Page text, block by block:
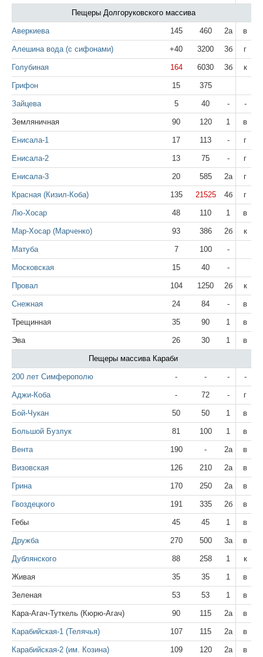
Пещеры Долгоруковского массива
Аверкиева 145 460 2а в
Алешина вода (с сифонами) +40 3200 3б г
Голубиная 164 6030 3б к
Грифон 15 375
Зайцева 5 40 - -
Земляничная 90 120 1 в
Енисала-1 17 113 - г
Енисала-2 13 75 - г
Енисала-3 20 585 2а г
Красная (Кизил-Коба) 135 21525 4б г
Лю-Хосар 48 110 1 в
Мар-Хосар (Марченко) 93 386 2б к
Матуба 7 100 -
Московская 15 40 -
Провал 104 1250 2б к
Снежная 24 84 - в
Трещинная 35 90 1 в
Эва 26 30 1 в
Пещеры массива Караби
200 лет Симферополю - - - -
Аджи-Коба - 72 - г
Бой-Чукан 50 50 1 в
Большой Бузлук 81 100 1 в
Вента 190 - 2а в
Визовская 126 210 2а в
Грина 170 250 2а в
Гвоздецкого 191 335 2б в
Гебы 45 45 1 в
Дружба 270 500 3а в
Дублянского 88 258 1 к
Живая 35 35 1 в
Зеленая 53 53 1 в
Кара-Агач-Туткель (Кюрю-Агач) 90 115 2а в
Карабийская-1 (Телячья) 107 115 2а в
Карабийская-2 (им. Козина) 109 120 2а в